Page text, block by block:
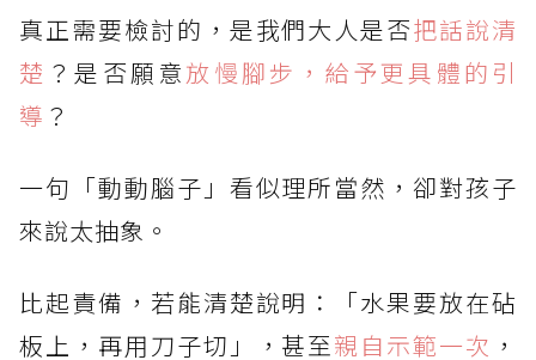
真正需要檢討的，是我們大人是否把話說清
楚 ？是否願意放慢腳步，給予更具體的引
導 ？
一句「動動腦子」看似理所當然，卻對孩子
來說太抽象。
比起責備，若能清楚說明：「水果要放在砧
板上，再用刀子切」，甚至親自示範一次 ，